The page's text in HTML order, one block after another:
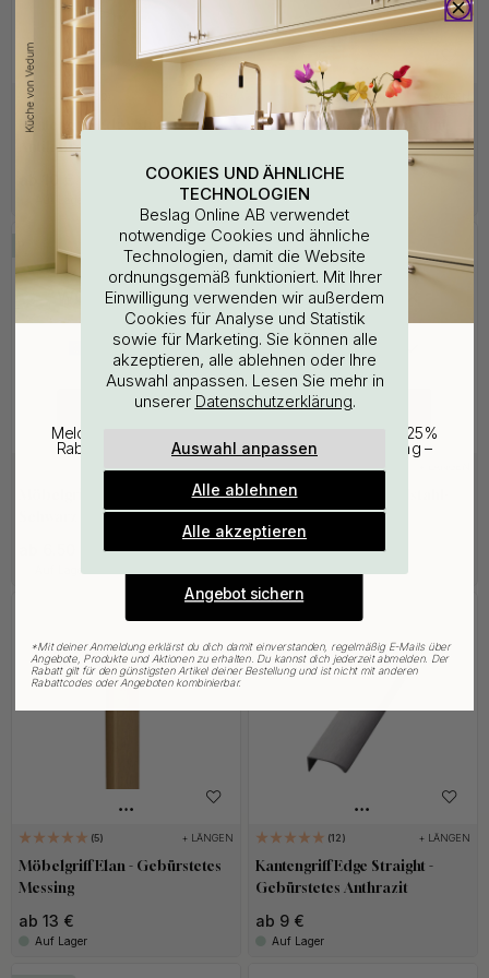
30 + LÄNGEN
Kantengriff Edge Straight -
Antik-Bronze
1
Kantengriff Volet - Edelstahl-
ab 12 €
Auf Lager
Kantengriff Vann - Edelstahl-
Optik
15 €
5 + LÄNGEN
Möbelgriff Elan - Gebürstetes
Messing
ab 13 €
Auf Lager
12 + LÄNGEN
Kantengriff Edge Straight -
Gebürstetes Anthrazit
ab 9 €
Auf Lager
COOKIES UND ÄHNLICHE
TECHNOLOGIEN
Beslag Online AB verwendet
notwendige Cookies und ähnliche
Technologien, damit die Website
ordnungsgemäß funktioniert. Mit Ihrer
Einwilligung verwenden wir außerdem
Cookies für Analyse und Statistik
sowie für Marketing. Sie können alle
akzeptieren, alle ablehnen oder Ihre
Auswahl anpassen. Lesen Sie mehr in
unserer Datenschutzerklärung.
Auswahl anpassen
Alle ablehnen
Alle akzeptieren
WOULD YOU RATHER VISIT?
EU
CHANGE COUNTRY
25% Rabatt auf deinen
günstigsten Artikel
Melde dich für unseren Newsletter an und erhalte 25%
Rabatt auf den günstigsten Artikel deiner Bestellung –
plus Inspiration und exklusive Angebote.
Gültig bis zum 31. August
Angebot sichern
*Mit deiner Anmeldung erklärst du dich damit einverstanden, regelmäßig E-Mails über
Angebote, Produkte und Aktionen zu erhalten. Du kannst dich jederzeit abmelden. Der
Rabatt gilt für den günstigsten Artikel deiner Bestellung und ist nicht mit anderen
Rabattcodes oder Angeboten kombinierbar.